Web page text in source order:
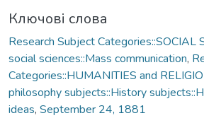
Ключові слова
Research Subject Categories::SOCIAL
social sciences::Mass communication,
Categories::HUMANITIES and
philosophy subjects::History
ideas, September 24, 1881